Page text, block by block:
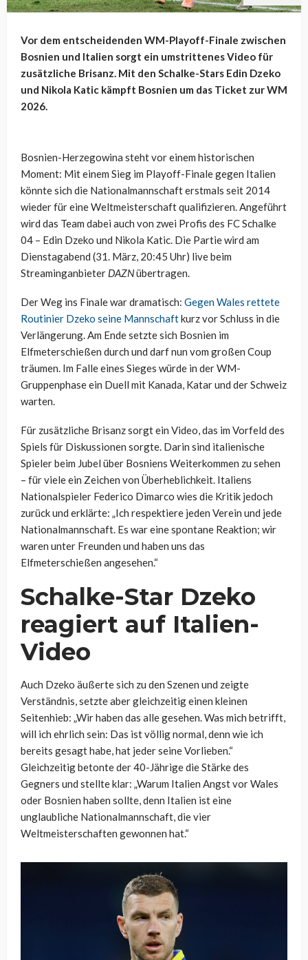
Vor dem entscheidenden WM-Playoff-Finale zwischen
Bosnien und Italien sorgt ein umstrittenes Video für
zusätzliche Brisanz. Mit den Schalke-Stars Edin Dzeko
und Nikola Katic kämpft Bosnien um das Ticket zur WM
2026.
Bosnien-Herzegowina steht vor einem historischen
Moment: Mit einem Sieg im Playoff-Finale gegen Italien
könnte sich die Nationalmannschaft erstmals seit 2014
wieder für eine Weltmeisterschaft qualifizieren. Angeführt
wird das Team dabei auch von zwei Profis des FC Schalke
04 – Edin Dzeko und Nikola Katic. Die Partie wird am
Dienstagabend (31. März, 20:45 Uhr) live beim
Streaminganbieter DAZNübertragen.
Der Weg ins Finale war dramatisch: Gegen Wales rettete
Routinier Dzeko seine Mannschaftkurz vor Schluss in die
Verlängerung. Am Ende setzte sich Bosnien im
Elfmeterschießen durch und darf nun vom großen Coup
träumen. Im Falle eines Sieges würde in der WM-
Gruppenphase ein Duell mit Kanada, Katar und der Schweiz
warten.
Für zusätzliche Brisanz sorgt ein Video, das im Vorfeld des
Spiels für Diskussionen sorgte. Darin sind italienische
Spieler beim Jubel über Bosniens Weiterkommen zu sehen
– für viele ein Zeichen von Überheblichkeit. Italiens
Nationalspieler Federico Dimarco wies die Kritik jedoch
zurück und erklärte: „Ich respektiere jeden Verein und jede
Nationalmannschaft. Es war eine spontane Reaktion; wir
waren unter Freunden und haben uns das
Elfmeterschießen angesehen.“
Schalke-Star Dzeko
reagiert auf Italien-
Video
Auch Dzeko äußerte sich zu den Szenen und zeigte
Verständnis, setzte aber gleichzeitig einen kleinen
Seitenhieb: „Wir haben das alle gesehen. Was mich betrifft,
will ich ehrlich sein: Das ist völlig normal, denn wie ich
bereits gesagt habe, hat jeder seine Vorlieben.“
Gleichzeitig betonte der 40-Jährige die Stärke des
Gegners und stellte klar: „Warum Italien Angst vor Wales
oder Bosnien haben sollte, denn Italien ist eine
unglaubliche Nationalmannschaft, die vier
Weltmeisterschaften gewonnen hat.“